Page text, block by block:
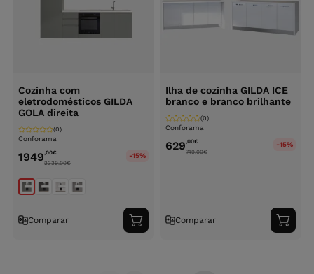
Cozinha com
eletrodomésticos GILDA
GOLA direita
Conforama
(0)
1949,00€
2339.00€
-15%
Comparar
Adicionar
ao
Ilha de cozinha GILDA ICE
branco e branco brilhante
Conforama
(0)
629,00€
749.00€
-15%
Comparar
ao